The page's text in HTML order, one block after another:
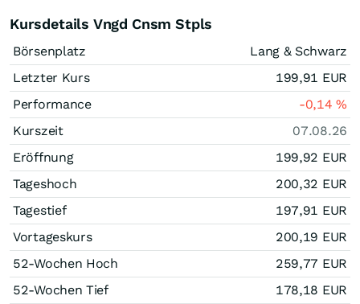
Kursdetails Vngd Cnsm Stpls
Börsenplatz
Lang & Schwarz
Letzter Kurs
199,91 EUR
Performance
-0,14%
Kurszeit
07.08.26
Eröffnung
199,92 EUR
Tageshoch
200,32 EUR
Tagestief
197,91 EUR
Vortageskurs
200,19 EUR
52-Wochen Hoch
259,77 EUR
52-Wochen Tief
178,18 EUR